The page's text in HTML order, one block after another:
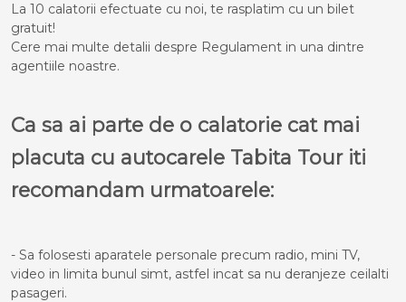
La 10 calatorii efectuate cu noi, te rasplatim cu un bilet
gratuit!
Cere mai multe detalii despre Regulament in una dintre
agentiile noastre.
Ca sa ai parte de o calatorie cat mai
placuta cu autocarele Tabita Tour iti
recomandam urmatoarele:
- Sa folosesti aparatele personale precum radio, mini TV,
video in limita bunul simt, astfel incat sa nu deranjeze ceilalti
pasageri.